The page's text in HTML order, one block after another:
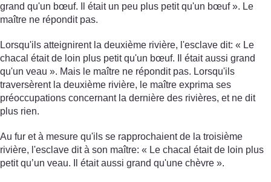
grand qu'un bœuf. Il était un peu plus petit qu'un bœuf ». Le
maître ne répondit pas.
Lorsqu'ils atteignirent la deuxième rivière, l'esclave dit: « Le
chacal était de loin plus petit qu'un bœuf. Il était aussi grand
qu'un veau ». Mais le maître ne répondit pas. Lorsqu'ils
traversèrent la deuxième rivière, le maître exprima ses
préoccupations concernant la dernière des rivières, et ne dit
plus rien.
Au fur et à mesure qu'ils se rapprochaient de la troisième
rivière, l'esclave dit à son maître: « Le chacal était de loin plus
petit qu’un veau. Il était aussi grand qu'une chèvre ».